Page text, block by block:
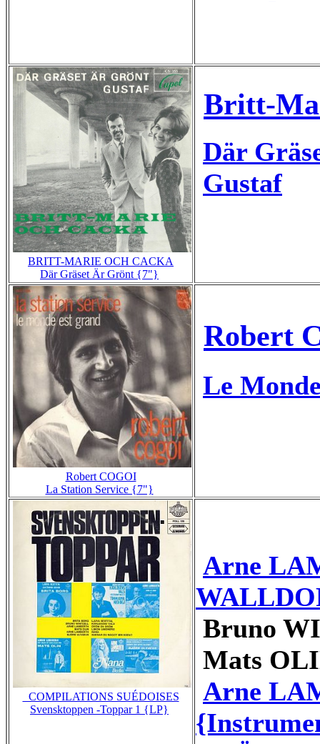
BRITT-MARIE OCH CACKA
Där Gräset Är Grönt {7"}
Britt-
Där
Gustaf
Robert COGOI
La Station Service {7"}
Robert
Le
_COMPILATIONS SUÉDOISES
Svensktoppen -Toppar 1 {LP}
Arne
Bruno
Mats
Arne